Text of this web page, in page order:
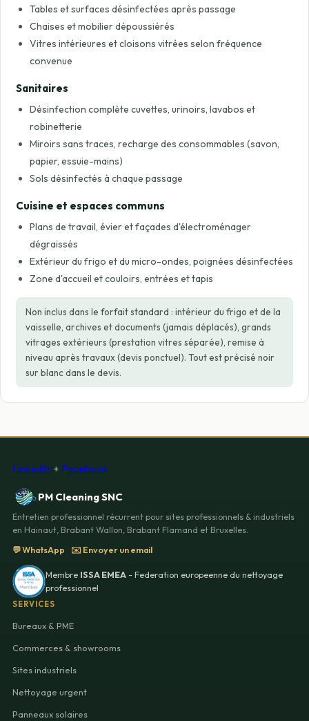
Tables et surfaces désinfectées après passage
Chaises et mobilier dépoussiérés
Vitres intérieures et cloisons vitrées selon fréquence
convenue
Sanitaires
Désinfection complète cuvettes, urinoirs, lavabos et
robinetterie
Miroirs sans traces, recharge des consommables (savon,
papier, essuie-mains)
Sols désinfectés à chaque passage
Cuisine et espaces communs
Plans de travail, évier et façades d'électroménager
dégraissés
Extérieur du frigo et du micro-ondes, poignées désinfectées
Zone d'accueil et couloirs, entrées et tapis
Non inclus dans le forfait standard : intérieur du frigo et de la
vaisselle, archives et documents (jamais déplacés), grands
vitrages extérieurs (prestation vitres séparée), remise à
niveau après travaux (devis ponctuel). Tout est précisé noir
sur blanc dans le devis.
LinkedIn + Facebook
PM Cleaning SNC
Entretien professionnel récurrent pour sites professionnels & industriels
en Hainaut, Brabant Wallon, Brabant Flamand et Bruxelles.
💬 WhatsApp
✉️ Envoyer un email
Membre ISSA EMEA - Federation europeenne du nettoyage
professionnel
SERVICES
Bureaux & PME
Commerces & showrooms
Sites industriels
Nettoyage urgent
Panneaux solaires